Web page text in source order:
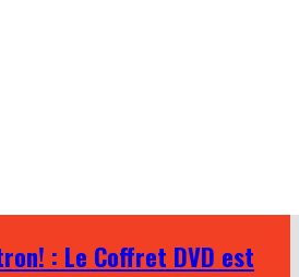
: Le Coffret DVD est